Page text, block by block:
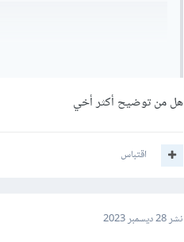
frame4:
هل من توضيح أكثر أخي
اقتباس
نشر28 ديسمبر 2023